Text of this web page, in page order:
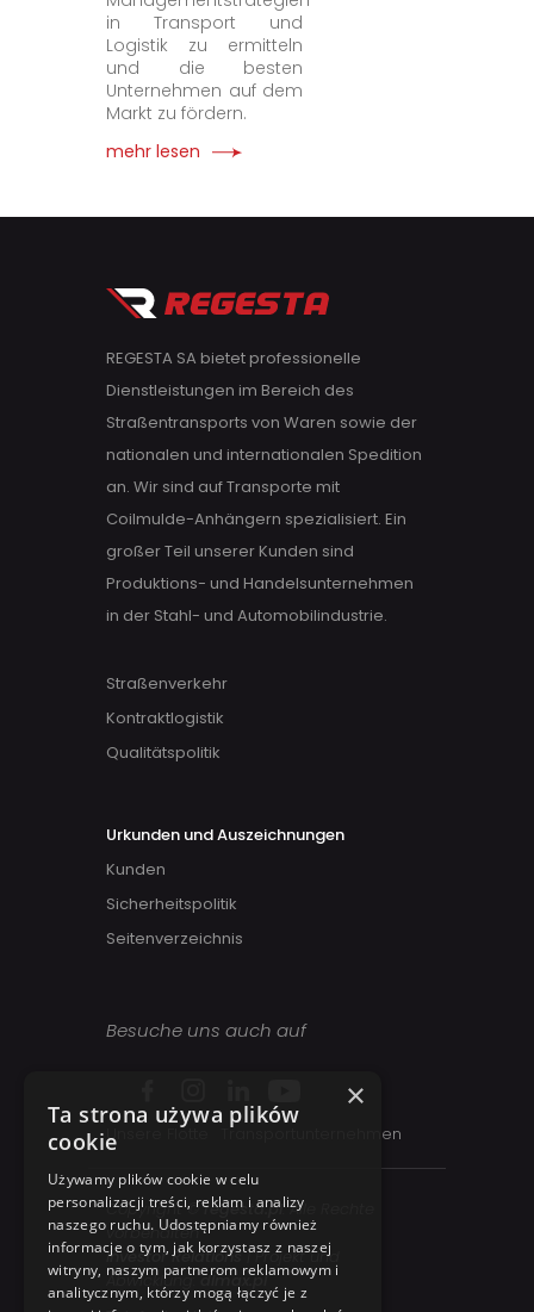
in Transport und
Logistik zu ermitteln
und die besten
Unternehmen auf dem
Markt zu fördern.
mehr lesen
REGESTA SA bietet professionelle
Dienstleistungen im Bereich des
Straßentransports von Waren sowie der
nationalen und internationalen Spedition
an. Wir sind auf Transporte mit
Coilmulde-Anhängern spezialisiert. Ein
großer Teil unserer Kunden sind
Produktions- und Handelsunternehmen
in der Stahl- und Automobilindustrie.
Straßenverkehr
Kontraktlogistik
Qualitätspolitik
Urkunden und Auszeichnungen
Kunden
Sicherheitspolitik
Seitenverzeichnis
Besuche uns auch auf
Unsere Flotte Transportunternehmen
Copyright ©regesta.pl. Alle Rechte
vorbehalten
Investor Relations| Projekt und
Abwicklung:dimax.pl
×
Ta strona używa plików
cookie
Używamy plików cookie w celu
personalizacji treści, reklam i analizy
naszego ruchu. Udostępniamy również
informacje o tym, jak korzystasz z naszej
witryny, naszym partnerom reklamowym i
analitycznym, którzy mogą łączyć je z